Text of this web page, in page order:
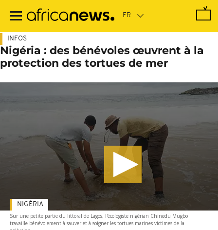
contenu
INFOS
Nigéria : des bénévoles œuvrent à la
protection des tortues de mer
Sur une petite partie du littoral de Lagos, l'écologiste nigérian Chinedu Mugbo
travaille bénévolement à sauver et à soigner les tortues marines victimes de la
NIGÉRIA